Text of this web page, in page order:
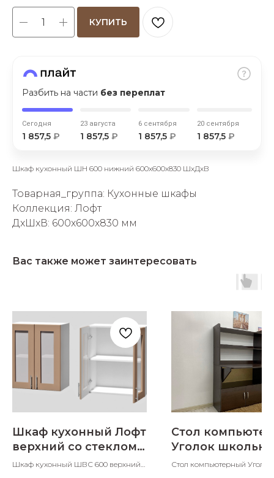
КУПИТЬ
Разбить на части без переплат
Сегодня
1 857,5 ₽
23 августа
1 857,5 ₽
6 сентября
1 857,5 ₽
20 сентября
1 857,5 ₽
Шкаф кухонный ШН 600 нижний 600х600х830 ШхДхВ
Товарная_группа: Кухонные шкафы
Коллекция: Лофт
ДxШxВ: 600x600x830 мм
Вас также может заинтересовать
Шкаф кухонный Лофт
верхний со стеклом
600 мм
Шкаф кухонный ШВС 600 верхний
Стол
Уголок
№1
Стол компьютерный Уголок